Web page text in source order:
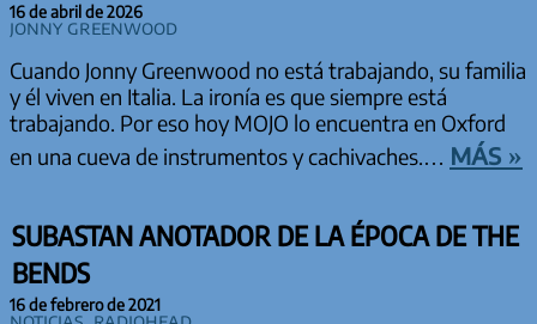
16 de abril de 2026
Jonny Greenwood
Cuando Jonny Greenwood no está trabajando, su familia
y él viven en Italia. La ironía es que siempre está
trabajando. Por eso hoy MOJO lo encuentra en Oxford
en una cueva de instrumentos y cachivaches.… más »
SUBASTAN ANOTADOR DE LA ÉPOCA DE THE
BENDS
16 de febrero de 2021